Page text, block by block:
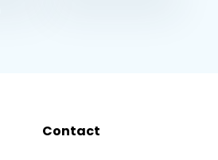
Contact